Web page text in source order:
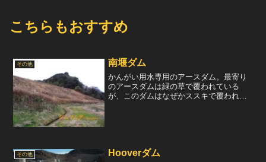
こちらもおすすめ
その他 南堰ダム
かんがい用水専用のアースダム。最寄り
のアースダムは緑の草で覆われている
が、このダムはなぜかススキで覆われて
その他 Hooverダム